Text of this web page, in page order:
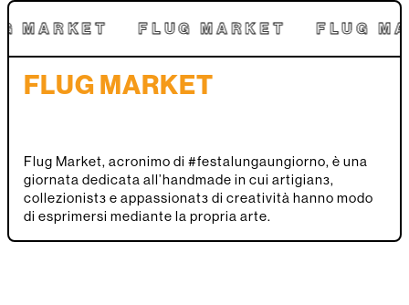
MARKET FLUG MARKET FLUG
FLUG MARKET
Flug Market, acronimo di #festalungaungiorno, è una
giornata dedicata all’handmade in cui artigianɜ,
collezionistɜ e appassionatɜ di creatività hanno modo
di esprimersi mediante la propria arte.